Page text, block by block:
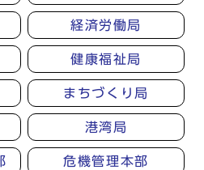
経済労働局
健康福祉局
まちづくり局
港湾局
危機管理本部